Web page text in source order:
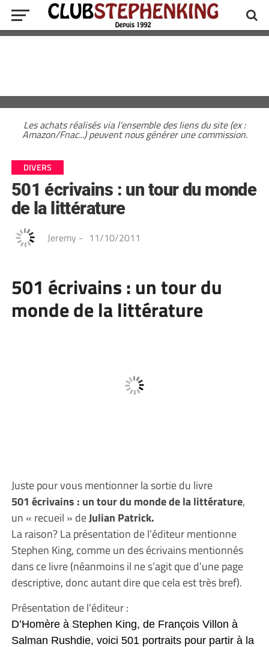
Les achats réalisés via l'ensemble des liens du site (ex :
Amazon/Fnac...) peuvent nous générer une commission.
DIVERS
501 écrivains : un tour du monde
de la littérature
Jeremy - 11/10/2011
501 écrivains : un tour du
monde de la littérature
Juste pour vous mentionner la sortie du livre
501 écrivains : un tour du monde de la littérature,
un « recueil » deJulian Patrick.
La raison? La présentation de l’éditeur mentionne
Stephen King, comme un des écrivains mentionnés
dans ce livre (néanmoins il ne s’agit que d’une page
descriptive, donc autant dire que cela est très bref).
Présentation de l’éditeur :
D’Homère à Stephen King, de François Villon à
Salman Rushdie, voici 501 portraits pour partir à la